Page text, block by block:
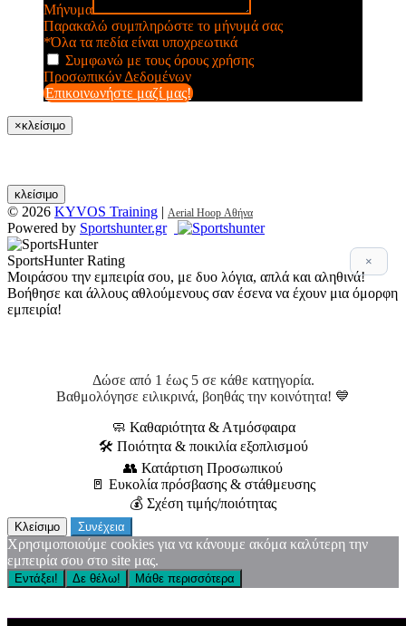
Μήνυμα
Παρακαλώ συμπληρώστε το μήνυμά σας
*Όλα τα πεδία είναι υποχρεωτικά
Συμφωνώ με τους όρους χρήσης
Προσωπικών Δεδομένων
Επικοινωνήστε μαζί μας!
×κλείσιμο
κλείσιμο
© 2026 KYVOS Training | Aerial Hoop Αθήνα
Powered by Sportshunter.gr
×
SportsHunter Rating
Μοιράσου την εμπειρία σου, με δυο λόγια, απλά και αληθινά!
Βοήθησε και άλλους αθλούμενους σαν έσενα να έχουν μια όμορφη
εμπειρία!
Δώσε από 1 έως 5 σε κάθε κατηγορία.
Βαθμολόγησε ειλικρινά, βοηθάς την κοινότητα! 💙
🧼 Καθαριότητα & Ατμόσφαιρα
🛠 Ποιότητα & ποικιλία εξοπλισμού
👥 Κατάρτιση Προσωπικού
🚪 Ευκολία πρόσβασης & στάθμευσης
💰 Σχέση τιμής/ποιότητας
Κλείσιμο Συνέχεια
Χρησιμοποιούμε cookies για να κάνουμε ακόμα καλύτερη την
εμπειρία σου στο site μας.
Εντάξει! Δε θέλω! Μάθε περισσότερα